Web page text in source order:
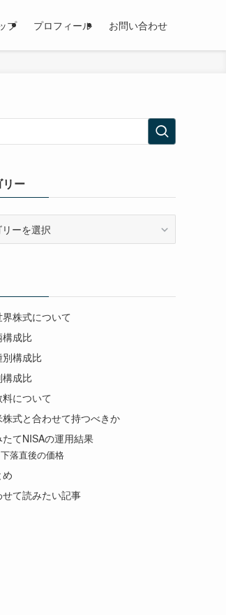
プ プロフィール お問い合わせ
リー
界株式について
成比
構成比
構成比
料について
株式と合わせて持つべきか
たてNISAの運用結果
下落直後の価格
め
せて読みたい記事